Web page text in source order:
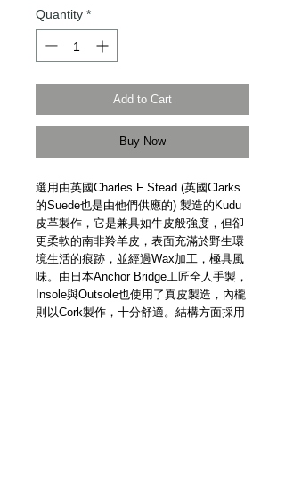
Quantity *
Add to Cart
Buy Now
選用由英國Charles F Stead (英國Clarks
的Suede也是由他們供應的) 製造的Kudu
皮革製作，它是兼具如牛皮般強度，但卻
更柔軟的南非羚羊皮，表面充滿於野生環
境生活的痕跡，並經過Wax加工，極具風
味。由日本Anchor Bridge工匠全人手製，
Insole與Outsole也使用了真皮製造，內櫳
則以Cork製作，十分舒適。結構方面採用